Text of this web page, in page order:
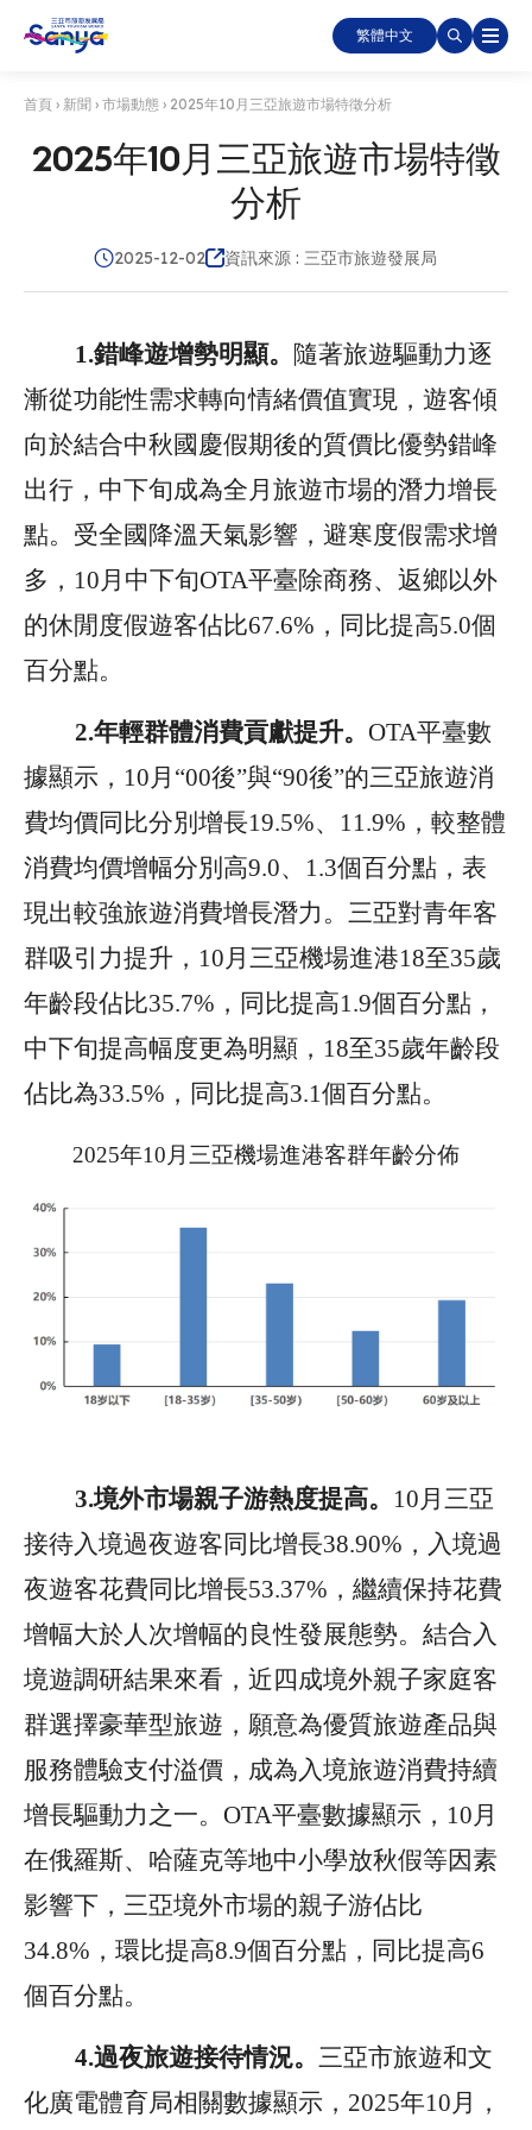
繁體中文
首頁 › 新聞 › 市場動態 › 2025年10月三亞旅遊市場特徵分析
2025年10月三亞旅遊市場特徵
分析
2025-12-02 資訊來源 : 三亞市旅遊發展局
1.錯峰遊增勢明顯。 隨著旅遊驅動力逐
漸從功能性需求轉向情緒價值實現，遊客傾
向於結合中秋國慶假期後的質價比優勢錯峰
出行，中下旬成為全月旅遊市場的潛力增長
點。受全國降溫天氣影響，避寒度假需求增
多， 10月中下旬OTA平臺除商務、返鄉以外
的休閒度假遊客佔比67.6% ，同比提高5.0個
百分點。
2.年輕群體消費貢獻提升。 OTA平臺數
據顯示， 10月 “00後”與“90後”的三亞旅遊消
費均價同比分別增長19.5%、 11.9% ，較整體
消費均價增幅分別高9.0、 1.3個百分點 ，表
現出較強旅遊消費增長潛力。三亞對青年客
群吸引力提升 ， 10月三亞機場進港18至35歲
年齡段佔比35.7% ，同比提高1.9個百分點，
中下旬提高幅度更為明顯， 18至35歲年齡段
佔比為33.5% ，同比提高3.1個百分點。
2025年10 月三亞機場進港客群年齡分佈
3.境外市場親子游熱度提高。 10月三亞
接待入境過夜遊客同比增長38.90% ， 入境過
夜遊客花費同比增長53.37% ， 繼續保持花費
增幅大於人次增幅的良性發展態勢。 結合入
境遊調研結果來看，近四成境外親子家庭客
群選擇豪華型旅遊，願意為優質旅遊產品與
服務體驗支付溢價，成為入境旅遊消費持續
增長驅動力之一。 OTA平臺數據顯示， 10月
在俄羅斯、哈薩克等地中小學放秋假等因素
影響下，三亞境外市場的親子游佔比
34.8% ，環比提高8.9個百分點，同比提高6
個百分點。
4.過夜旅遊接待情況。 三亞市旅遊和文
化廣電體育局相關數據顯示， 2025年10月，